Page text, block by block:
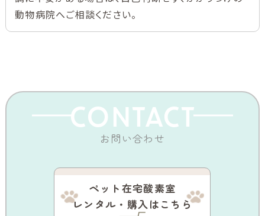
動物病院へご相談ください。
CONTACT
お問い合わせ
ペット在宅酸素室
レンタル・購入はこちら